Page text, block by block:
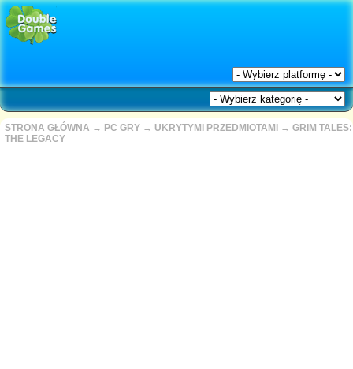
STRONA GŁÓWNA → PC GRY → UKRYTYMI PRZEDMIOTAMI → GRIM TALES:
THE LEGACY